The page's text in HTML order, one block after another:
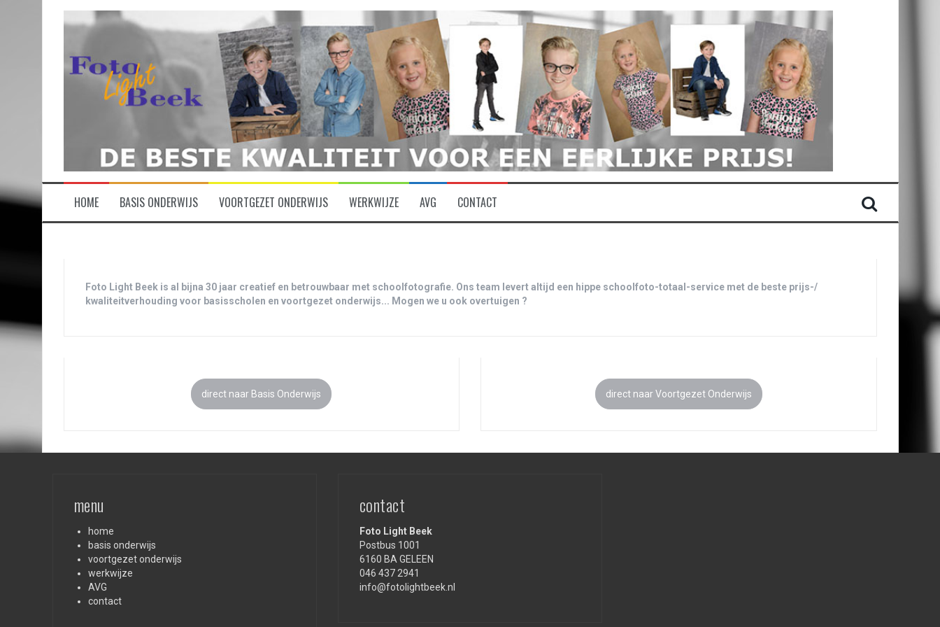
HOME BASIS ONDERWIJS VOORTGEZET ONDERWIJS WERKWIJZE AVG CONTACT
Foto Light Beek is al bijna 30 jaar creatief en betrouwbaar met schoolfotografie. Ons team levert altijd een hippe schoolfoto-totaal-service met de beste prijs-/
kwaliteitverhouding voor basisscholen en voortgezet onderwijs... Mogen we u ook overtuigen ?
direct naar Basis Onderwijs direct naar Voortgezet Onderwijs
menu
home
basis onderwijs
voortgezet onderwijs
werkwijze
AVG
contact
contact
Foto Light Beek
Postbus 1001
6160 BA GELEEN
046 437 2941
info@fotolightbeek.nl